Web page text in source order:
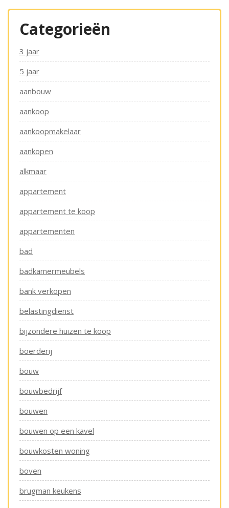
Categorieën
3 jaar
5 jaar
aanbouw
aankoop
aankoopmakelaar
aankopen
alkmaar
appartement
appartement te koop
appartementen
bad
badkamermeubels
bank verkopen
belastingdienst
bijzondere huizen te koop
boerderij
bouw
bouwbedrijf
bouwen
bouwen op een kavel
bouwkosten woning
boven
brugman keukens